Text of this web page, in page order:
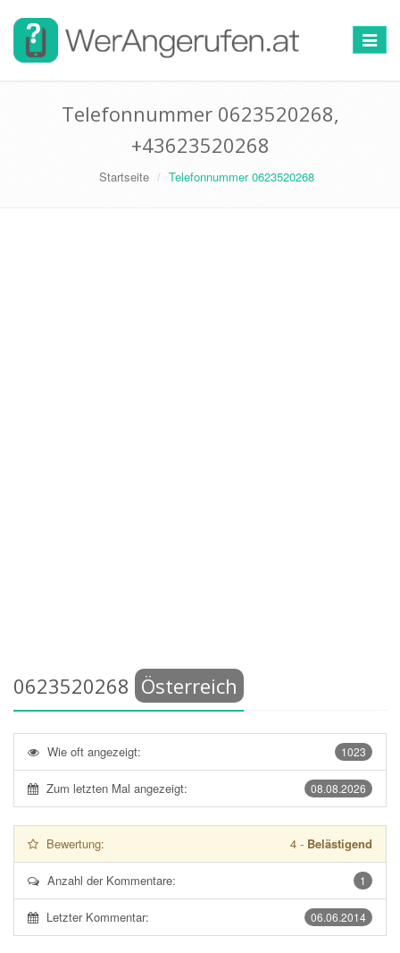
Toggle
Telefonnummer 0623520268,
+43623520268
Startseite Telefonnummer 0623520268
0623520268 Österreich
1023
Wie oft angezeigt:
08.08.2026
Zum letzten Mal angezeigt:
Bewertung: 4 - Belästigend
1
Anzahl der Kommentare:
06.06.2014
Letzter Kommentar: